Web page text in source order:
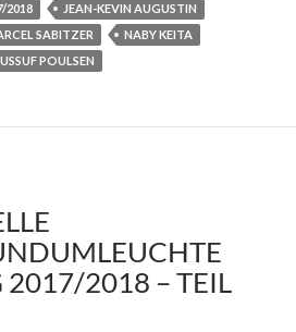
2018
JEAN-KEVIN AUGUSTIN
SABITZER
NABY KEITA
POULSEN
2017/2018 – TEIL